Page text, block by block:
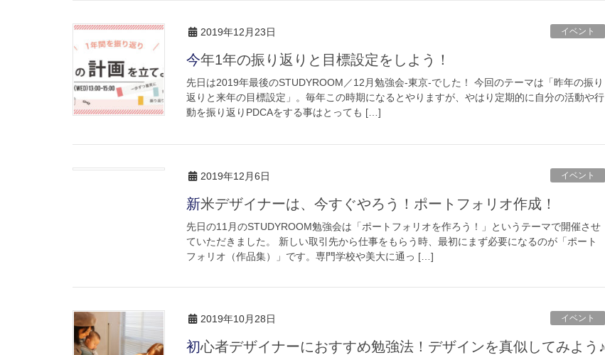
2019年12月23日 イベント
今年1年の振り返りと目標設定をしよう！
先日は2019年最後のSTUDYROOM／12月勉強会-東京-でした！ 今回のテーマは「昨年の振り
返りと来年の目標設定」。毎年この時期になるとやりますが、やはり定期的に自分の活動や行
動を振り返りPDCAをする事はとっても […]
2019年12月6日 イベント
新米デザイナーは、今すぐやろう！ポートフォリオ作成！
先日の11月のSTUDYROOM勉強会は「ポートフォリオを作ろう！」というテーマで開催させ
ていただきました。 新しい取引先から仕事をもらう時、最初にまず必要になるのが「ポート
フォリオ（作品集）」です。専門学校や美大に通っ […]
2019年10月28日 イベント
初心者デザイナーにおすすめ勉強法！デザインを真似してみよう♪